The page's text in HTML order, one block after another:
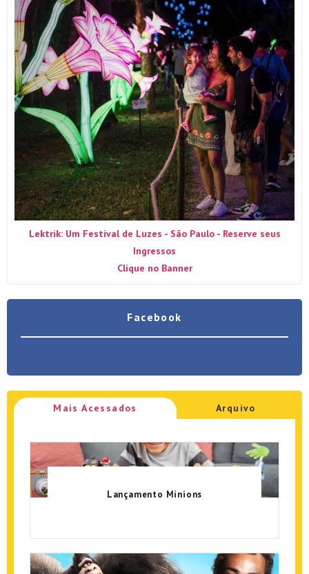
Lektrik: Um Festival de Luzes - São Paulo - Reserve seus
Ingressos
Clique no Banner
Facebook
Mais Acessados Arquivo
Lançamento Minions